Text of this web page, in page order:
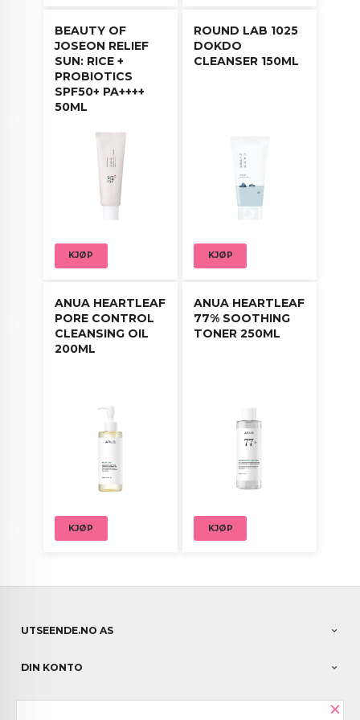
BEAUTY OF
JOSEON RELIEF
SUN: RICE +
PROBIOTICS
SPF50+ PA++++
50ML
KJØP
ROUND LAB 1025
DOKDO
CLEANSER 150ML
KJØP
ANUA HEARTLEAF
PORE CONTROL
CLEANSING OIL
200ML
KJØP
ANUA HEARTLEAF
77% SOOTHING
TONER 250ML
KJØP
UTSEENDE.NO AS
DIN KONTO
NYHETSBREV ×